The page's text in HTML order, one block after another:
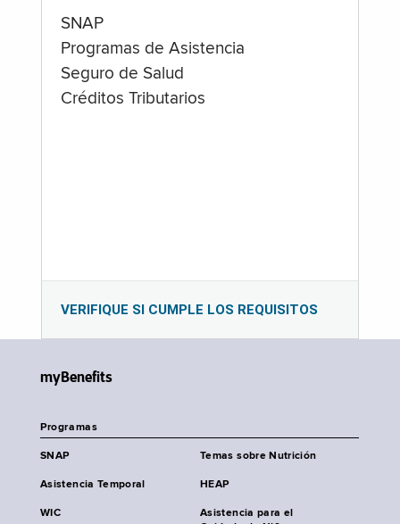
SNAP
Programas de Asistencia
Seguro de Salud
Créditos Tributarios
VERIFIQUE SI CUMPLE LOS REQUISITOS
myBenefits
Programas
SNAP Temas sobre Nutrición
Asistencia Temporal HEAP
WIC
Asistencia para el